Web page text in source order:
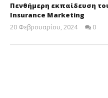
Πενθήμερη εκπαίδευση
Insurance Marketing
20 Φεβρουαρίου, 2024
0